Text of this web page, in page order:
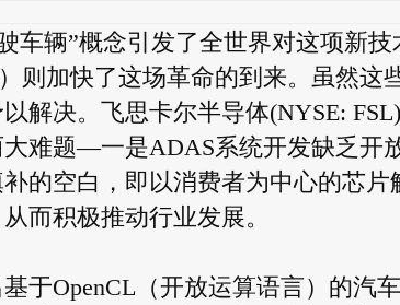
车辆”概念引发了全世界对这项新
则加快了这场革命的到来。虽然这
解决。飞思卡尔半导体(NYSE:
难题—一是ADAS系统开发缺乏开
的空白，即以消费者为中心的芯
而积极推动行业发展。
于OpenCL（开放运算语言）的汽